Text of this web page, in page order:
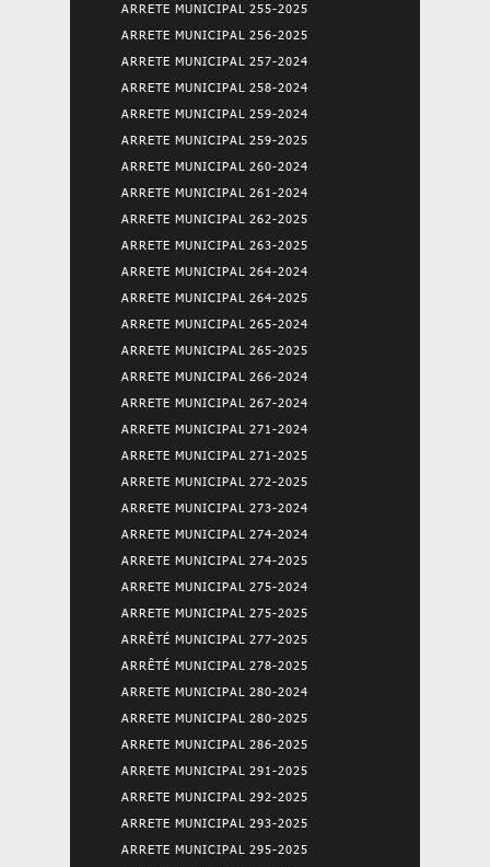
ARRETE MUNICIPAL 255-2025
ARRETE MUNICIPAL 256-2025
ARRETE MUNICIPAL 257-2024
ARRETE MUNICIPAL 258-2024
ARRETE MUNICIPAL 259-2024
ARRETE MUNICIPAL 259-2025
ARRETE MUNICIPAL 260-2024
ARRETE MUNICIPAL 261-2024
ARRETE MUNICIPAL 262-2025
ARRETE MUNICIPAL 263-2025
ARRETE MUNICIPAL 264-2024
ARRETE MUNICIPAL 264-2025
ARRETE MUNICIPAL 265-2024
ARRETE MUNICIPAL 265-2025
ARRETE MUNICIPAL 266-2024
ARRETE MUNICIPAL 267-2024
ARRETE MUNICIPAL 271-2024
ARRETE MUNICIPAL 271-2025
ARRETE MUNICIPAL 272-2025
ARRETE MUNICIPAL 273-2024
ARRETE MUNICIPAL 274-2024
ARRETE MUNICIPAL 274-2025
ARRETE MUNICIPAL 275-2024
ARRETE MUNICIPAL 275-2025
ARRÊTÉ MUNICIPAL 277-2025
ARRÊTÉ MUNICIPAL 278-2025
ARRETE MUNICIPAL 280-2024
ARRETE MUNICIPAL 280-2025
ARRETE MUNICIPAL 286-2025
ARRETE MUNICIPAL 291-2025
ARRETE MUNICIPAL 292-2025
ARRETE MUNICIPAL 293-2025
ARRETE MUNICIPAL 295-2025